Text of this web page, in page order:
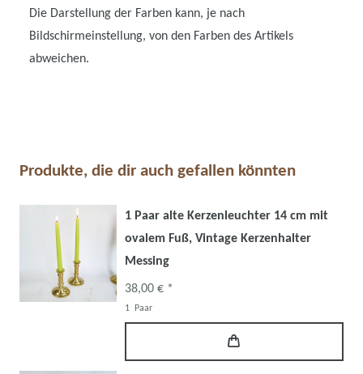
Die Darstellung der Farben kann, je nach
Bildschirmeinstellung, von den Farben des Artikels
abweichen.
Produkte, die dir auch gefallen könnten
1 Paar alte Kerzenleuchter 14 cm mit
ovalem Fuß, Vintage Kerzenhalter
Messing
38,00 € *
1 Paar